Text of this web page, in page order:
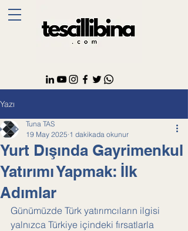
Yazı
Yurt Dışında Gayrimenkul
Yatırımı Yapmak: İlk
Adımlar
Tuna TAS
19 May 2025 1 dakikada okunur
Günümüzde Türk yatırımcıların ilgisi
yalnızca Türkiye içindeki fırsatlarla